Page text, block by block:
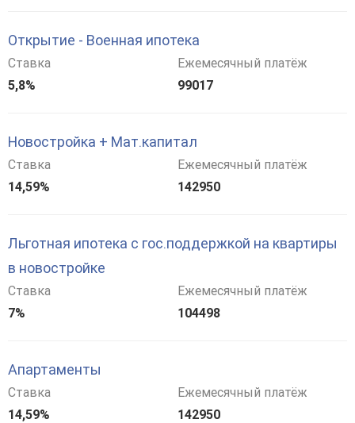
Открытие - Военная ипотека
Ставка
5,8%
Ежемесячный платёж
99017
Новостройка + Мат.капитал
Ставка
14,59%
Ежемесячный платёж
142950
Льготная ипотека с гос.поддержкой на квартиры
в новостройке
Ставка
7%
Ежемесячный платёж
104498
Апартаменты
Ставка
14,59%
Ежемесячный платёж
142950